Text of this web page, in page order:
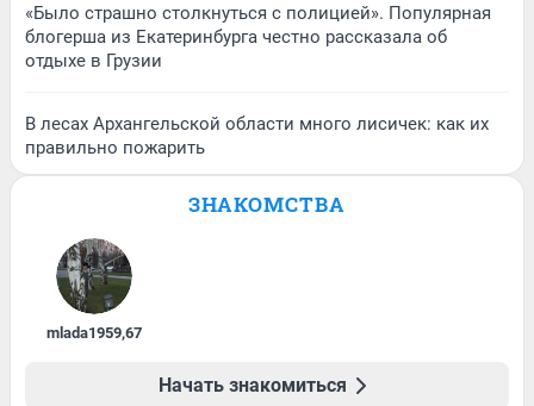
«Было страшно столкнуться с полицией». Популярная
блогерша из Екатеринбурга честно рассказала об
отдыхе в Грузии
В лесах Архангельской области много лисичек: как их
правильно пожарить
ЗНАКОМСТВА
mlada1959,67
Начать знакомиться